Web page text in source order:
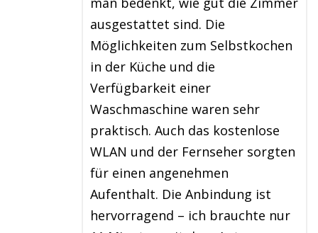
ausgestattet sind. Die
Möglichkeiten zum Selbstkochen
in der Küche und die
Verfügbarkeit einer
Waschmaschine waren sehr
praktisch. Auch das kostenlose
WLAN und der Fernseher sorgten
für einen angenehmen
Aufenthalt. Die Anbindung ist
hervorragend – ich brauchte nur